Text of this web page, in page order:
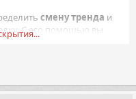
смену тренда и
С его помощью вы
преобладает —